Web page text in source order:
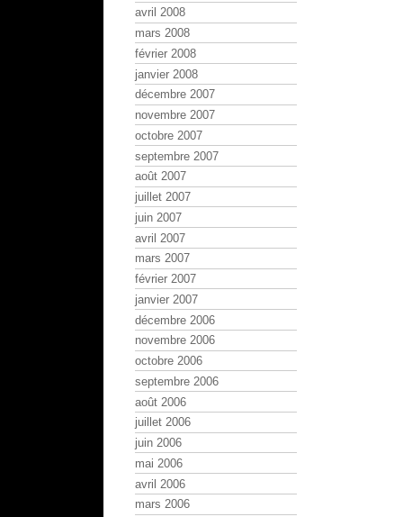
avril 2008
mars 2008
février 2008
janvier 2008
décembre 2007
novembre 2007
octobre 2007
septembre 2007
août 2007
juillet 2007
juin 2007
avril 2007
mars 2007
février 2007
janvier 2007
décembre 2006
novembre 2006
octobre 2006
septembre 2006
août 2006
juillet 2006
juin 2006
mai 2006
avril 2006
mars 2006